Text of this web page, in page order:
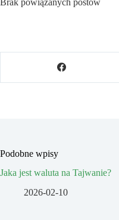
Podobne wpisy
Jaka jest waluta na Tajwanie?
2026-02-10